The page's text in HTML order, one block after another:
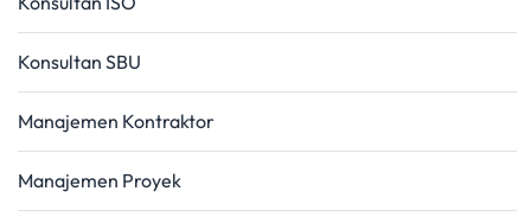
Konsultan SBU
Manajemen Kontraktor
Manajemen Proyek